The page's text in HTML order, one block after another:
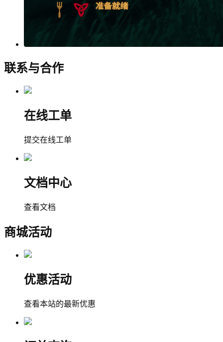
联系与合作
在线工单
提交在线工单
文档中心
查看文档
商城活动
优惠活动
查看本站的最新优惠